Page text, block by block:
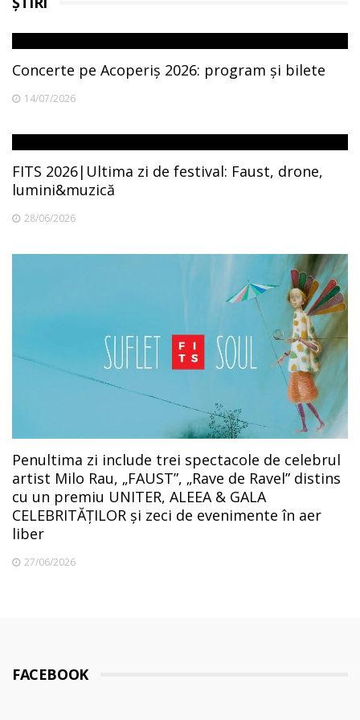
Concerte pe Acoperiș 2026: program și bilete
14/07/2026
FITS 2026|Ultima zi de festival: Faust, drone,
lumini&muzică
28/06/2026
Penultima zi include trei spectacole de celebrul
artist Milo Rau, „FAUST”, „Rave de Ravel” distins
cu un premiu UNITER, ALEEA & GALA
CELEBRITĂȚILOR și zeci de evenimente în aer
liber
27/06/2026
FACEBOOK